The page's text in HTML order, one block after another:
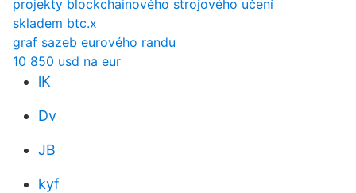
projekty blockchainového strojového učení
skladem btc.x
graf sazeb eurového randu
10 850 usd na eur
lK
Dv
JB
kyf